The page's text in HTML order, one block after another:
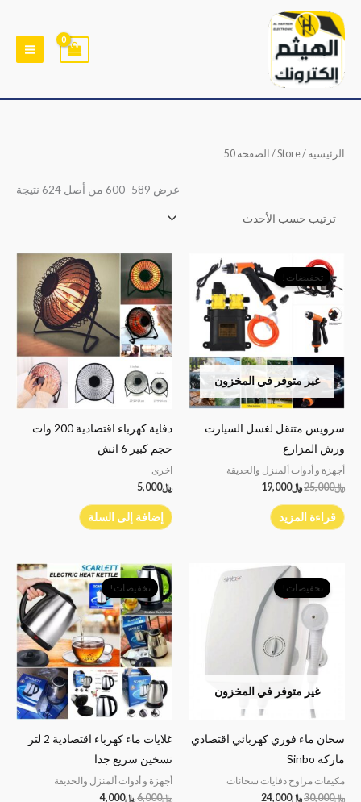
تخطي
المحتوى
الرئيسية /
Store/ الصفحة 50
عرض 589–600 من أصل 624 نتيجة
غير متوفر في المخزون
تخفيضات!
سرويس متنقل لغسل السيارت
ورش المزارع
أجهزة و أدوات ألمنزل والحديقة
﷼25,000
الأصلي
هو:
﷼25,000.
﷼19,000
الحالي
هو:
﷼19,000.
قراءة المزيد
دفاية كهرباء اقتصادية 200 وات
حجم كبير 6 انش
اخرى
﷼5,000
إضافة إلى السلة
غير متوفر في المخزون
تخفيضات!
سخان ماء فوري كهربائي اقتصادي
ماركة Sinbo
مكيفات مراوح دفايات سخانات
﷼30,000
السعر
الأصلي
هو:
﷼30,000.
﷼24,000
السعر
الحالي
﷼24,000.
تخفيضات!
غلايات ماء كهرباء اقتصادية 2 لتر
تسخين سريع جدا
أجهزة و أدوات ألمنزل والحديقة
﷼6,000
السعر
الأصلي
هو:
﷼6,000.
﷼4,000
السعر
الحالي
هو:
﷼4,000.